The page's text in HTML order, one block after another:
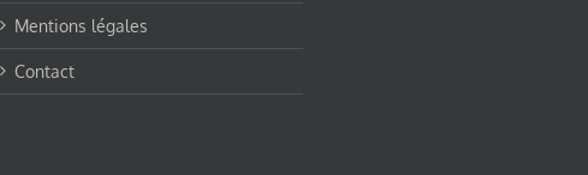
Mentions légales
Contact